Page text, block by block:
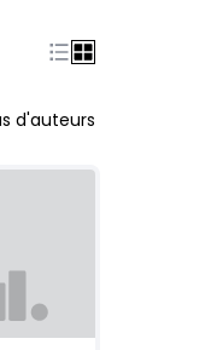
d'auteurs